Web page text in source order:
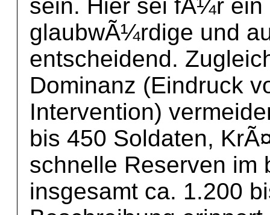
sein. Hier sei fÃ¼r ein
glaubwÃ¼rdige und
entscheidend.
Dominanz (Eindruck
Intervention)
bis 450 Soldaten,
schnelle Reserven im
insgesamt ca. 1.200